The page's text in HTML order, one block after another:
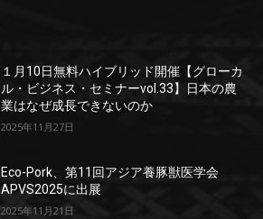
１月10日無料ハイブリッド開催【グローカ
ル・ビジネス・セミナーvol.33】日本の農
業はなぜ成長できないのか
2025年11月27日
Eco-Pork、第11回アジア養豚獣医学会
APVS2025に出展
2025年11月21日